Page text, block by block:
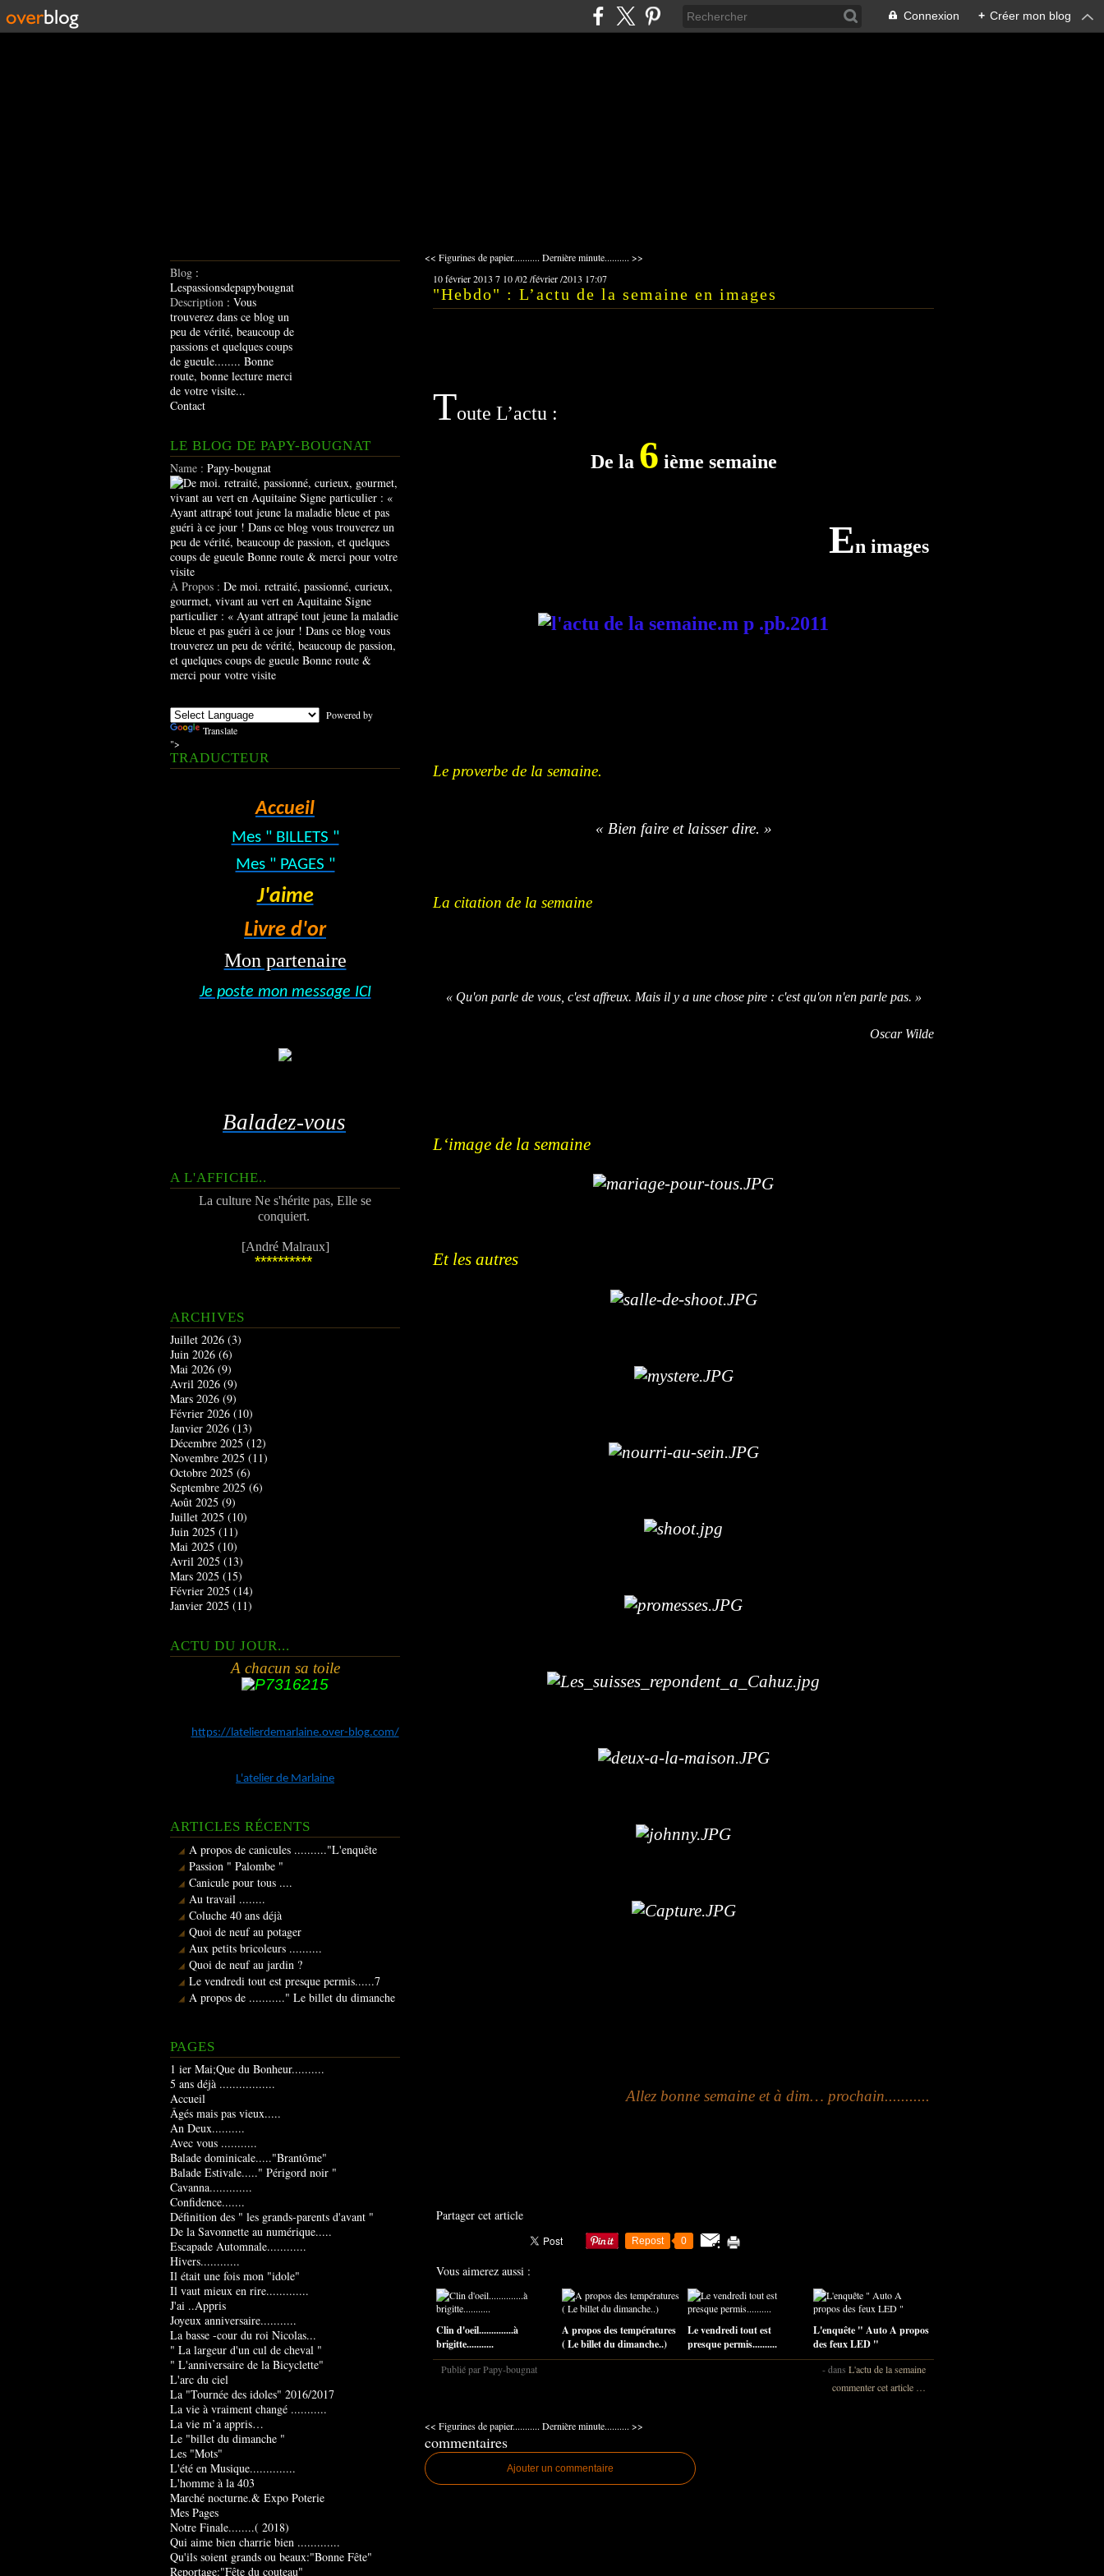
Connexion + Créer mon blog
Blog :
Lespassionsdepapybougnat
Description : Vous
trouverez dans ce blog un
peu de vérité, beaucoup de
passions et quelques coups
de gueule........ Bonne
route, bonne lecture merci
de votre visite...
Contact
LE BLOG DE PAPY-BOUGNAT
Name : Papy-bougnat
À Propos : De moi. retraité, passionné, curieux,
gourmet, vivant au vert en Aquitaine Signe
particulier : « Ayant attrapé tout jeune la maladie
bleue et pas guéri à ce jour ! Dans ce blog vous
trouverez un peu de vérité, beaucoup de passion,
et quelques coups de gueule Bonne route &
merci pour votre visite
Powered by
Translate
">
TRADUCTEUR
Accueil
Mes " BILLETS "
Mes " PAGES "
J'aime
Livre d'or
Mon partenaire
Je poste mon message ICI
Baladez-vous
A L'AFFICHE..
La culture Ne s'hérite pas, Elle se
conquiert.
[André Malraux]
**********
ARCHIVES
Juillet 2026 (3)
Juin 2026 (6)
Mai 2026 (9)
Avril 2026 (9)
Mars 2026 (9)
Février 2026 (10)
Janvier 2026 (13)
Décembre 2025 (12)
Novembre 2025 (11)
Octobre 2025 (6)
Septembre 2025 (6)
Août 2025 (9)
Juillet 2025 (10)
Juin 2025 (11)
Mai 2025 (10)
Avril 2025 (13)
Mars 2025 (15)
Février 2025 (14)
Janvier 2025 (11)
ACTU DU JOUR...
A chacun sa toile
https://latelierdemarlaine.over-blog.com/
L'atelier de Marlaine
ARTICLES RÉCENTS
A propos de canicules .........."L'enquête
Passion " Palombe "
Canicule pour tous ....
Au travail ........
Coluche 40 ans déjà
Quoi de neuf au potager
Aux petits bricoleurs ..........
Quoi de neuf au jardin ?
Le vendredi tout est presque permis......7
A propos de ..........." Le billet du dimanche
PAGES
1 ier Mai;Que du Bonheur..........
5 ans déjà .................
Accueil
Âgés mais pas vieux.....
An Deux..........
Avec vous ...........
Balade dominicale....."Brantôme"
Balade Estivale....." Périgord noir "
Cavanna.............
Confidence.......
Définition des " les grands-parents d'avant "
De la Savonnette au numérique.....
Escapade Automnale............
Hivers............
Il était une fois mon "idole"
Il vaut mieux en rire.............
J'ai ..Appris
Joyeux anniversaire...........
La basse -cour du roi Nicolas...
" La largeur d'un cul de cheval "
" L'anniversaire de la Bicyclette"
L'arc du ciel
La "Tournée des idoles" 2016/2017
La vie à vraiment changé ...........
La vie m’a appris…
Le "billet du dimanche "
Les "Mots"
L'été en Musique..............
L'homme à la 403
Marché nocturne.& Expo Poterie
Mes Pages
Notre Finale........( 2018)
Qui aime bien charrie bien .............
Qu'ils soient grands ou beaux:"Bonne Fête"
Reportage:"Fête du couteau"
<< Figurines de papier........... Dernière minute.......... >>
10 février 2013 7 10/02/février/2013 17:07
"Hebdo" : L’actu de la semaine en images
Toute L’actu :
De la 6 ième semaine
En images
Le proverbe de la semaine.
« Bien faire et laisser dire. »
La citation de la semaine
« Qu'on parle de vous, c'est affreux. Mais il y a une chose pire : c'est qu'on n'en parle pas. »
Oscar Wilde
L‘image de la semaine
Et les autres
Allez bonne semaine et à dim… prochain...........
Partager cet article
Repost 0
Vous aimerez aussi :
Clin d'oeil..............à
brigitte...........
A propos des températures
( Le billet du dimanche..)
Le vendredi tout est
presque permis..........
L'enquête " Auto A propos
des feux LED "
Publié par Papy-bougnat -dans L'actu de la semaine
commenter cet article
<< Figurines de papier........... Dernière minute.......... >>
commentaires
Ajouter un commentaire